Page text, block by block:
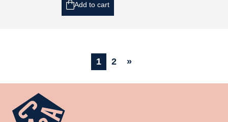
Add to cart
1 2 »